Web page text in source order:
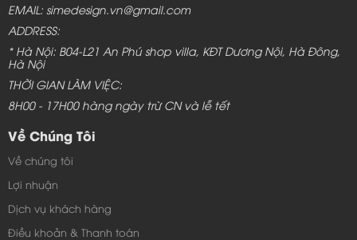
EMAIL: simedesign.vn@gmail.com
ADDRESS:
* Hà Nội: B04-L21 An Phú shop villa, KĐT Dương Nội, Hà Đông,
Hà Nội
THỜI GIAN LÀM VIỆC:
8H00 - 17H00 hàng ngày trừ CN và lễ tết
Về Chúng Tôi
Về chúng tôi
Lợi nhuận
Dịch vụ khách hàng
Điều khoản & Thanh toán